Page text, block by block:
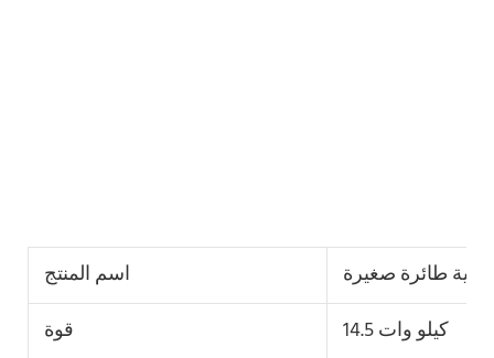
اسم المنتج
طائرة صغيرة
قوة
14.5 كيلو وات